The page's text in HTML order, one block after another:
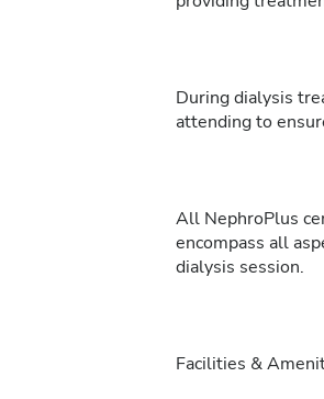
During dialysis
attending to
All NephroPlus
encompass all
dialysis session.
Facilities &